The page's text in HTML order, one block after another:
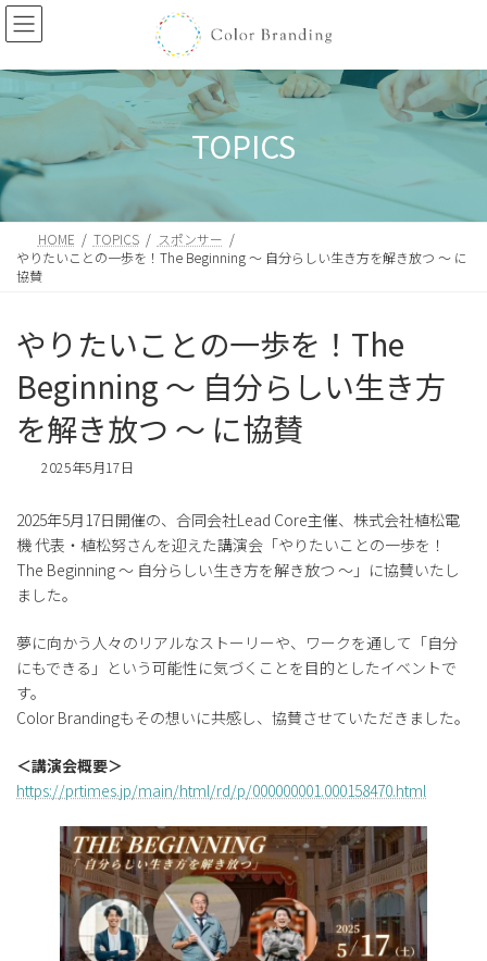
コ
ン
ン
ツ
へ
キ
ッ
ナ
ビ
ー
シ
ョ
に
移
TOPICS
HOME TOPICS
スポンサー
やりたいことの一歩を！The Beginning 〜 自分らしい生き方を解き放つ 〜 に
協賛
やりたいことの一歩を！The
Beginning 〜 自分らしい生き方
を解き放つ 〜 に協賛
2025年5月17日
2025年5月17日開催の、合同会社Lead Core主催、株式会社植松電
機 代表・植松努さんを迎えた講演会「やりたいことの一歩を！
The Beginning 〜 自分らしい生き方を解き放つ 〜」に協賛いたし
ました。
夢に向かう人々のリアルなストーリーや、ワークを通して「自分
にもできる」という可能性に気づくことを目的としたイベントで
す。
Color Brandingもその想いに共感し、協賛させていただきました。
＜講演会概要＞
https://prtimes.jp/main/html/rd/p/000000001.000158470.html